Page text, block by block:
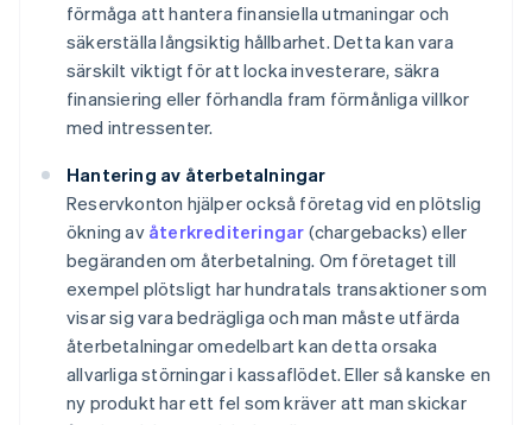
förmåga att hantera finansiella utmaningar och
säkerställa långsiktig hållbarhet. Detta kan vara
särskilt viktigt för att locka investerare, säkra
finansiering eller förhandla fram förmånliga villkor
med intressenter.
Hantering av återbetalningar
Reservkonton hjälper också företag vid en plötslig
ökning av återkrediteringar (chargebacks) eller
begäranden om återbetalning. Om företaget till
exempel plötsligt har hundratals transaktioner som
visar sig vara bedrägliga och man måste utfärda
återbetalningar omedelbart kan detta orsaka
allvarliga störningar i kassaflödet. Eller så kanske en
ny produkt har ett fel som kräver att man skickar